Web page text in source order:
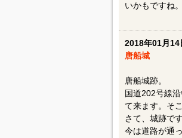
いかもですね。
2018年01月
唐船城
唐船城跡。
国道202号線
て来ます。そ
さて、城跡で
今は道路が通